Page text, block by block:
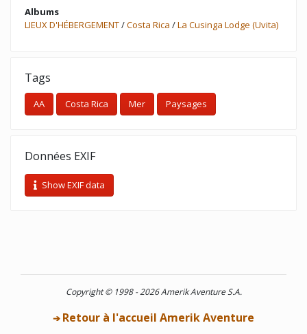
Albums
LIEUX D'HÉBERGEMENT/Costa Rica /La Cusinga Lodge (Uvita)
Tags
AA Costa Rica Mer Paysages
Données EXIF
Show EXIF data
Copyright © 1998 - 2026 Amerik Aventure S.A.
➔ Retour à l'accueil Amerik Aventure